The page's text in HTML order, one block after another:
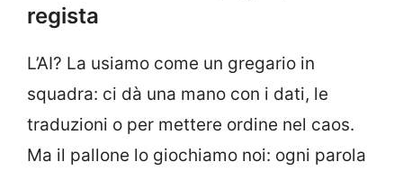
regista
L’AI? La usiamo come un gregario in
squadra: ci dà una mano con i dati, le
traduzioni o per mettere ordine nel caos.
Ma il pallone lo giochiamo noi: ogni parola